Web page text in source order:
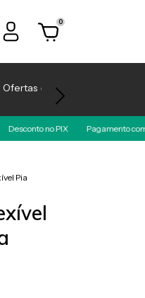
0
Ofertas️‍ 🔥
Pagamento com Cartão de
Pia